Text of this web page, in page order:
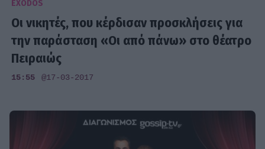
EXODOS
Οι νικητές, που κέρδισαν προσκλήσεις για
την παράσταση «Οι από πάνω» στο θέατρο
Πειραιώς
15:55 @17-03-2017